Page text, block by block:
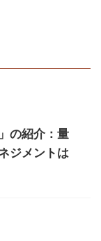
の紹介：量
ジメントは